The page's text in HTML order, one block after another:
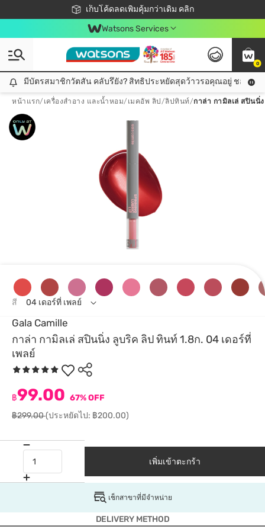
เก็บโค้ดลดเพิ่มคุ้มกว่าเดิม คลิก
ชอปออนไลน์ครั้งแรก ลดเพิ่มจุก ๆ 10%! 🎉
📦ส่งฟรี! เมื่อชอป 499฿
สมาชิกวัตสัน คลับดียังไง?
Watsons Services
0
มีบัตรสมาชิกวัตสัน คลับรึยัง? สิทธิประหยัดสุดว้าวรอคุณอยู่ ชอปคุ้มกว่าเดิม คลิก!
มีบัตรสมาชิกวัตสัน คลับรึยัง? สิทธิประหยัดสุดว้าวรอคุณอยู่ ชอปคุ้มก
หน้าแรก/ เครื่องสำอาง และน้ำหอม/ เมคอัพ ลิป /ลิปทินท์/กาล่า กามิลเล่ สปินนิ่
Gala Camille
กาล่า กามิลเล่ สปินนิ่ง ลูบริค ลิป ทินท์ 1.8ก. 04 เดอร์ที่
เพลย์
฿99.00 67% OFF
฿299.00(ประหยัดไป: ฿200.00)
สี 04 เดอร์ที่ เพลย์
เพิ่มเข้าตะกร้า
เช็กสาขาที่มีจำหน่าย
DELIVERY METHOD